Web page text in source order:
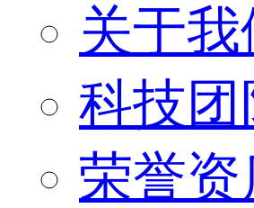
关于我
科技团
荣誉资